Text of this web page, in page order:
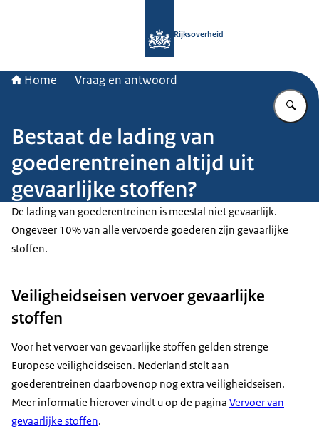
Rijksoverheid
Home Vraag en antwoord
Bestaat de lading van
goederentreinen altijd uit
gevaarlijke stoffen?
De lading van goederentreinen is meestal niet gevaarlijk.
Ongeveer 10% van alle vervoerde goederen zijn gevaarlijke
stoffen.
Veiligheidseisen vervoer gevaarlijke
stoffen
Voor het vervoer van gevaarlijke stoffen gelden strenge
Europese veiligheidseisen. Nederland stelt aan
goederentreinen daarbovenop nog extra veiligheidseisen.
Meer informatie hierover vindt u op de pagina Vervoer van
gevaarlijke stoffen.